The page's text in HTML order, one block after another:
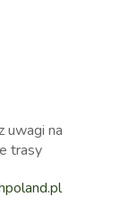
uwagi na
trasy